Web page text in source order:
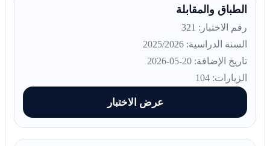
الطباق والمقابلة
رقم الاختبار: 321
السنة الدراسية: 2025/2026
تاريخ الإضافة: 20-05-2026
الزيارات: 104
عرض الاختبار